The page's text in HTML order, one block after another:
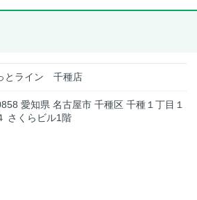
とライン 千種店
愛知県 名古屋市 千種区 千種１丁目１
さくらビル1階